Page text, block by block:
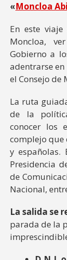
«Moncloa
En este
Moncloa,
Gobierno a
adentrarse en
el Consejo de
La ruta
de la
conocer los
complejo que
y españolas.
Presidencia
de
Nacional,
La salida se
parada de la